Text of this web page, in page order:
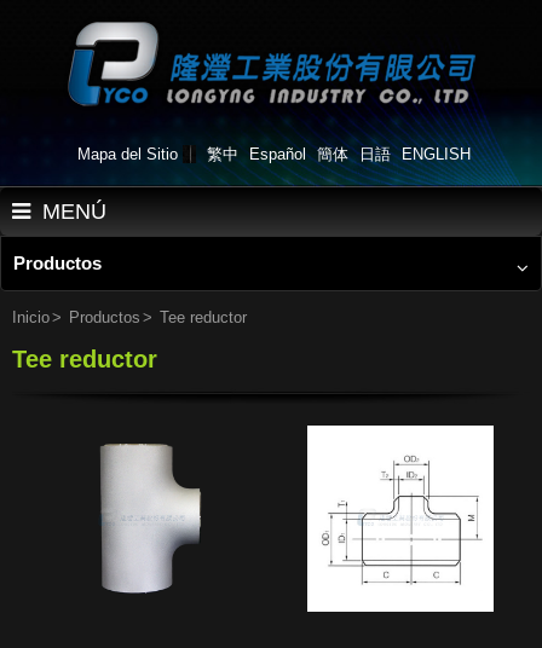
Mapa del Sitio 繁中 Español 簡体 日語 ENGLISH
MENÚ
Inicio
Quiénes somos
Productos
Noticias
Productos
Inicio Productos Tee reductor
Tee reductor